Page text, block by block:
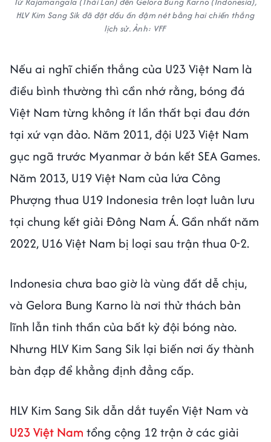
HLV Kim Sang Sik đã đặt dấu ấn đậm nét bằng hai chiến thắng
lịch sử. Ảnh: VFF
Nếu ai nghĩ chiến thắng của U23 Việt Nam là
điều bình thường thì cần nhớ rằng, bóng đá
Việt Nam từng không ít lần thất bại đau đớn
tại xứ vạn đảo. Năm 2011, đội U23 Việt Nam
gục ngã trước Myanmar ở bán kết SEA Games.
Năm 2013, U19 Việt Nam của lứa Công
Phượng thua U19 Indonesia trên loạt luân lưu
tại chung kết giải Đông Nam Á. Gần nhất năm
2022, U16 Việt Nam bị loại sau trận thua 0-2.
Indonesia chưa bao giờ là vùng đất dễ chịu,
và Gelora Bung Karno là nơi thử thách bản
lĩnh lẫn tinh thần của bất kỳ đội bóng nào.
Nhưng HLV Kim Sang Sik lại biến nơi ấy thành
bàn đạp để khẳng định đẳng cấp.
HLV Kim Sang Sik dẫn dắt tuyển Việt Nam và
U23 Việt Nam tổng cộng 12 trận ở các giải